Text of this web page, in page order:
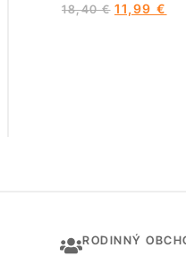
18,40€ 11,99 €
RODINNÝ